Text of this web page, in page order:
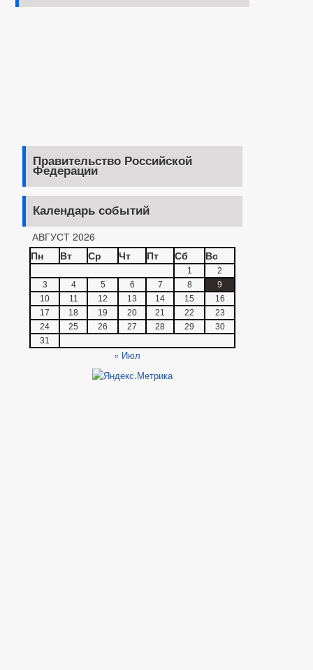
Правительство Российской
Федерации
Календарь событий
АВГУСТ 2026
Пн
Вт Ср Чт Пт Сб Вс
1
2
3
4 5 6 7 8
9
10
11 12 13 14 15
16
17
18 19 20 21 22
23
24
25 26 27 28 29
30
31
« Июл